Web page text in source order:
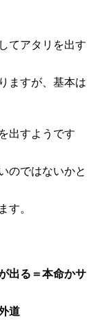
てアタリを出す
ますが、基本は
出すようです
のではないかと
す。
出る＝本命かサ
道